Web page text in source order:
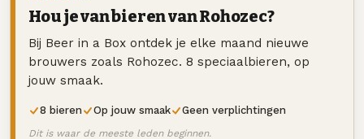
Hou je van bieren van Rohozec?
Bij Beer in a Box ontdek je elke maand nieuwe
brouwers zoals Rohozec. 8 speciaalbieren, op
jouw smaak.
8 bieren Op jouw smaak Geen verplichtingen
Dit is waar de meeste leden beginnen.